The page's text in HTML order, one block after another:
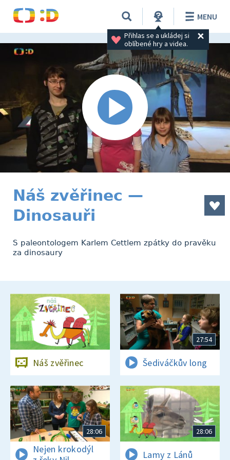
Přihlas se a ukládej si
oblíbené hry a videa.
MENU
Náš zvěřinec —
Dinosauři
S paleontologem Karlem Cettlem zpátky do pravěku
za dinosaury
Náš zvěřinec
27:54
Šediváčkův long
28:06
Nejen krokodýl
28:06
Lamy z Lánů